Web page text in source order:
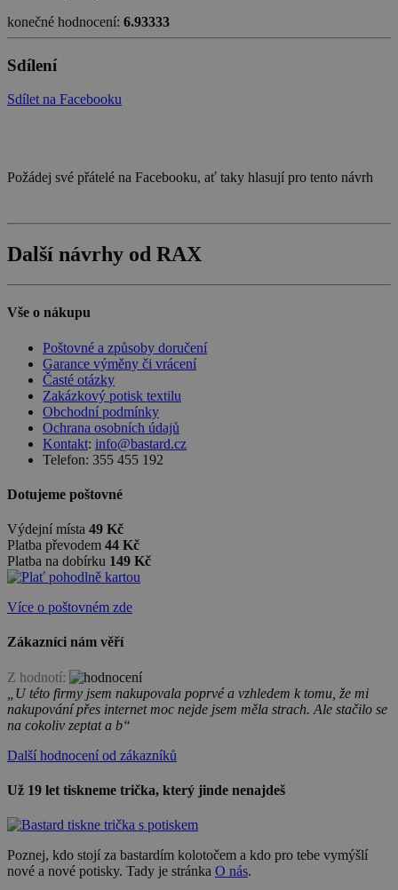
konečné hodnocení: 6.93333
Sdílení
Sdílet na Facebooku
Požádej své přátelé na Facebooku, ať taky hlasují pro tento návrh
Další návrhy od RAX
Vše o nákupu
Poštovné a způsoby doručení
Garance výměny či vrácení
Časté otázky
Zakázkový potisk textilu
Obchodní podmínky
Ochrana osobních údajů
Kontakt: info@bastard.cz
Telefon: 355 455 192
Dotujeme poštovné
Výdejní místa 49 Kč
Platba převodem 44 Kč
Platba na dobírku 149 Kč
Více o poštovném zde
Zákazníci nám věří
Z hodnotí:
„U této firmy jsem nakupovala poprvé a vzhledem k tomu, že mi
nakupování přes internet moc nejde jsem měla strach. Ale stačilo se
na cokoliv zeptat a b“
Další hodnocení od zákazníků
Už 19 let tiskneme trička, který jinde nenajdeš
Poznej, kdo stojí za bastardím kolotočem a kdo pro tebe vymýšlí
nové a nové potisky. Tady je stránka O nás.